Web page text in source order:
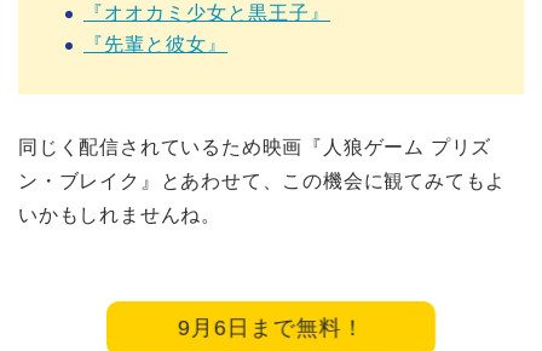
『オオカミ少女と黒王子』
『先輩と彼女』
同じく配信されているため映画『人狼ゲーム プリズ
ン・ブレイク』とあわせて、この機会に観てみてもよ
いかもしれませんね。
9月6日まで無料！